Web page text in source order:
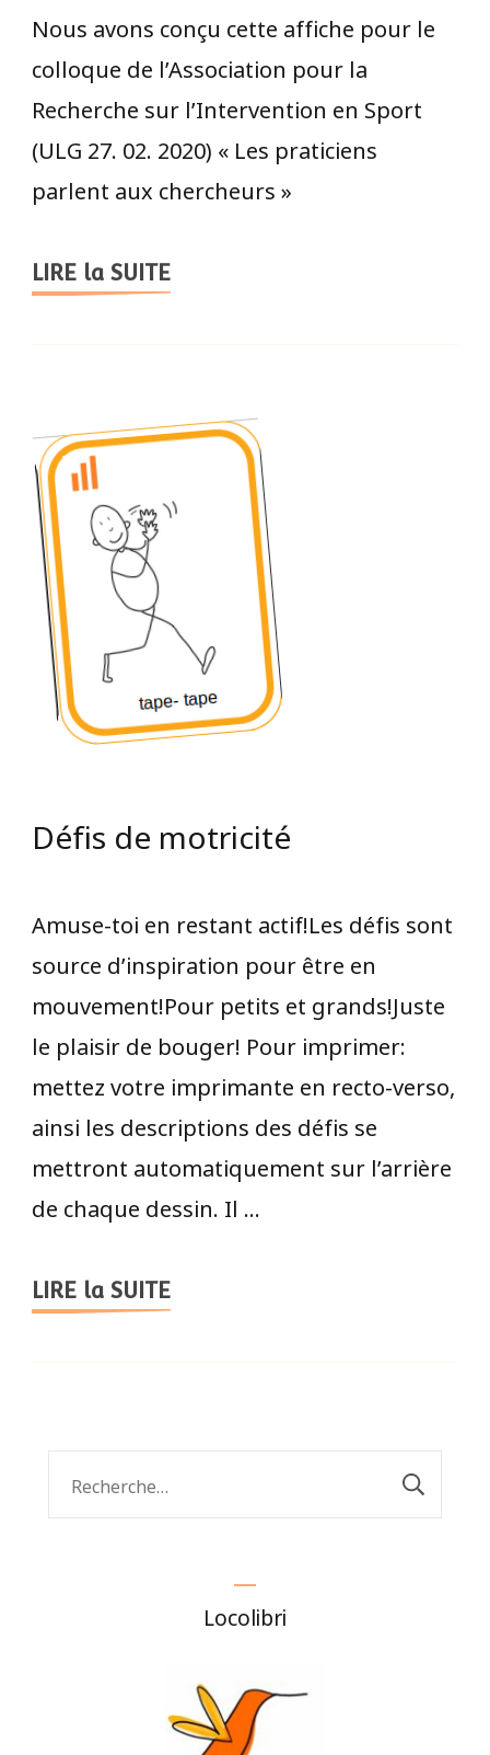
Nous avons conçu cette affiche pour le
colloque de l’Association pour la
Recherche sur l’Intervention en Sport
(ULG 27. 02. 2020) « Les praticiens
parlent aux chercheurs »
LIRE la SUITE
Défis de motricité
Amuse-toi en restant actif!Les défis sont
source d’inspiration pour être en
mouvement!Pour petits et grands!Juste
le plaisir de bouger! Pour imprimer:
mettez votre imprimante en recto-verso,
ainsi les descriptions des défis se
mettront automatiquement sur l’arrière
de chaque dessin. ​Il …
LIRE la SUITE
Locolibri